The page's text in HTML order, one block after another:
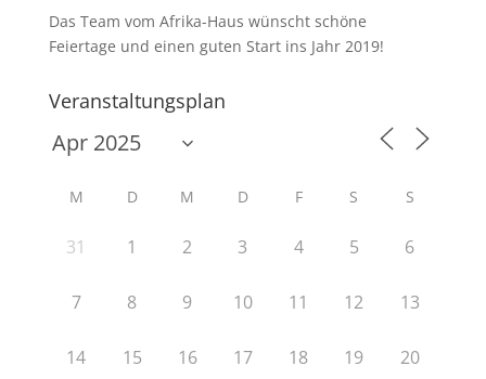
Das Team vom Afrika-Haus wünscht schöne
Feiertage und einen guten Start ins Jahr 2019!
Veranstaltungsplan
M D M D F S S
31 1 2 3 4 5 6
7 8 9 10 11 12 13
14 15 16 17 18 19 20